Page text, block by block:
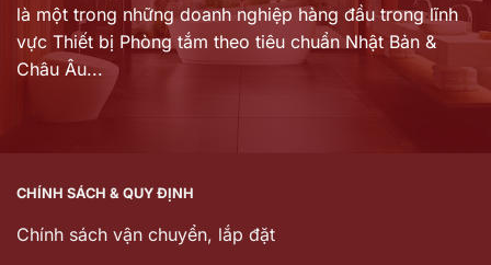
là một trong những doanh nghiệp hàng đầu trong lĩnh
vực Thiết bị Phòng tắm theo tiêu chuẩn Nhật Bản &
Châu Âu...
CHÍNH SÁCH & QUY ĐỊNH
Chính sách vận chuyển, lắp đặt